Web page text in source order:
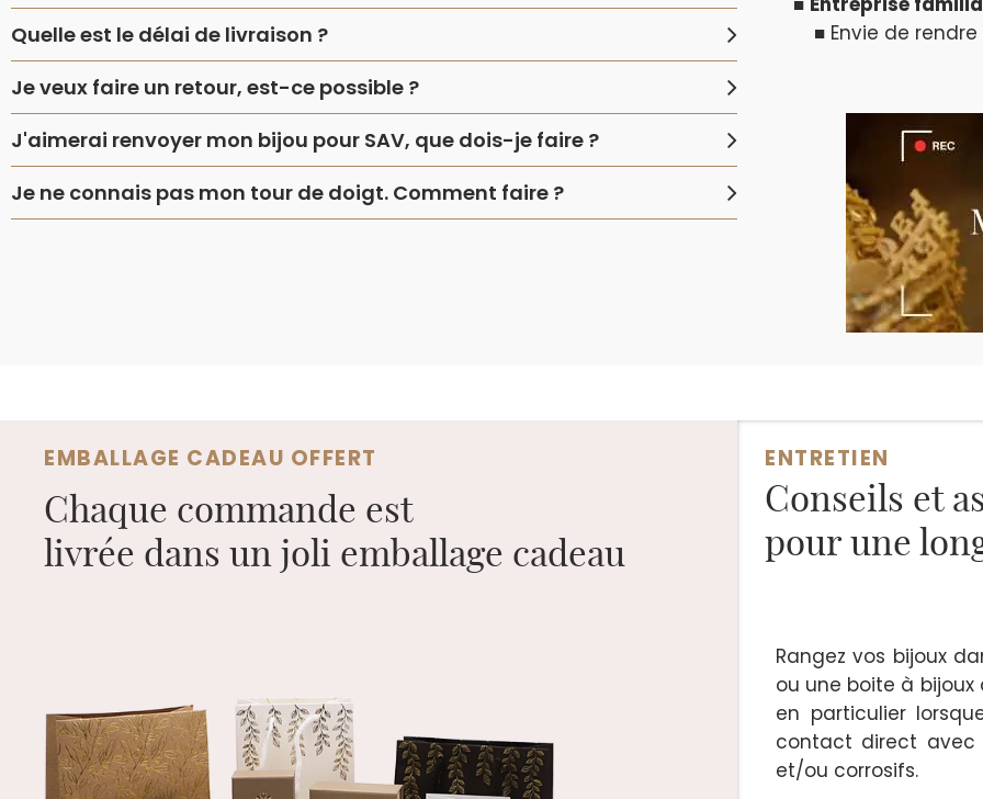
Quelle est le délai de livraison ?
Je veux faire un retour, est-ce possible ?
J'aimerai renvoyer mon bijou pour SAV, que dois-je faire ?
Je ne connais pas mon tour de doigt. Comment faire ?
■ Envie de rendre
EMBALLAGE CADEAU OFFERT
Chaque commande est
livrée dans un joli emballage cadeau
ENTRETIEN
Conseils et
pour une
Rangez vos bijoux
ou une boite à
en particulier
contact direct avec
et/ou corrosifs.